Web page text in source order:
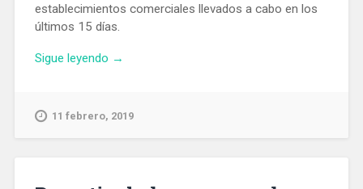
establecimientos comerciales llevados a cabo en los
últimos 15 días.
Sigue leyendo «Ingresa
un
→
11 febrero, 2019